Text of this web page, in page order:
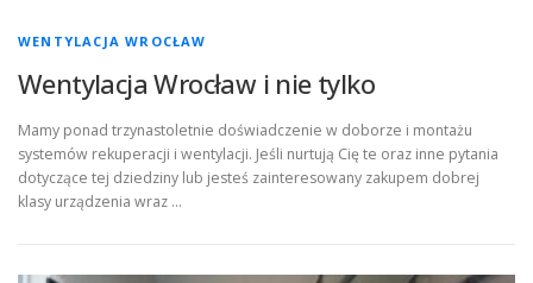
WENTYLACJA WROCŁAW
Wentylacja Wrocław i nie tylko
Mamy ponad trzynastoletnie doświadczenie w doborze i montażu
systemów rekuperacji i wentylacji. Jeśli nurtują Cię te oraz inne pytania
dotyczące tej dziedziny lub jesteś zainteresowany zakupem dobrej
klasy urządzenia wraz …